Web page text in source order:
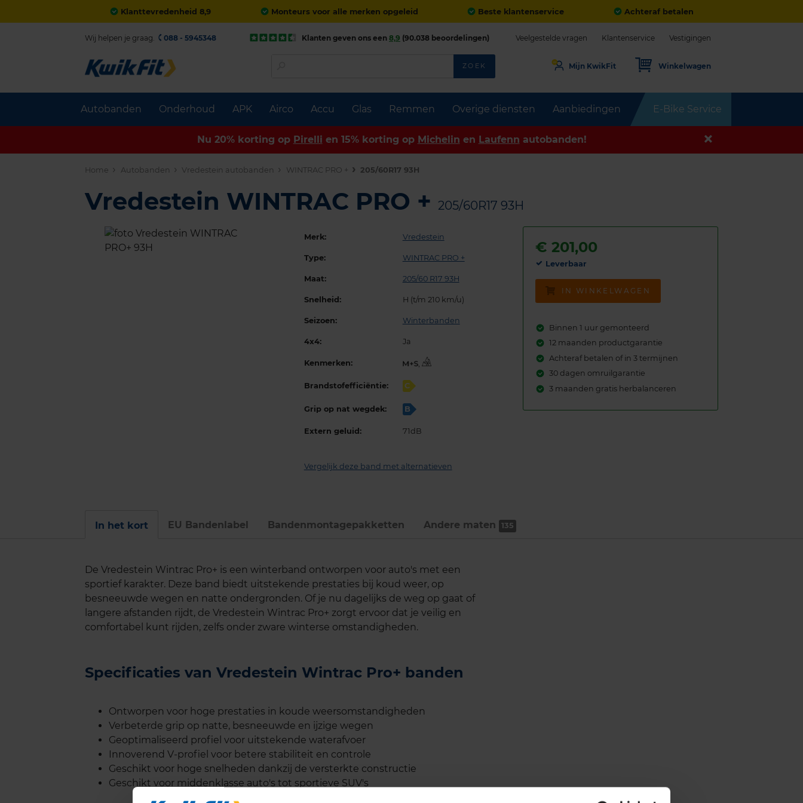
Klanttevredenheid 8,9 Monteurs voor alle merken opgeleid Beste klantenservice Achteraf betalen
Autobanden Onderhoud APK Airco Accu Glas Remmen Overige diensten Aanbiedingen E-Bike Service
Wij helpen je graag. 088 - 5945348 Klanten geven ons een 8,9 (90.038 beoordelingen) Veelgestelde vragen Klantenservice Vestigingen
ZOEK Mijn KwikFit Winkelwagen
Nu 20% korting op Pirelli en 15% korting op Michelin en Laufenn autobanden!
Home Autobanden Vredestein autobanden WINTRAC PRO + 205/60R17 93H
Vredestein WINTRAC PRO + 205/60R17 93H
Merk: Vredestein
Type: WINTRAC PRO +
Maat: 205/60 R17 93H
Snelheid: H (t/m 210 km/u)
Seizoen: Winterbanden
4x4: Ja
Kenmerken: ,
Brandstofefficiëntie: C
Grip op nat wegdek: B
Extern geluid: 71dB
Vergelijk deze band met alternatieven
€201,00
Leverbaar
IN WINKELWAGEN
Binnen 1 uur gemonteerd
12 maanden productgarantie
Achteraf betalen of in 3 termijnen
30 dagen omruilgarantie
3 maanden gratis herbalanceren
In het kort EU Bandenlabel Bandenmontage­pakketten Andere maten 135
De Vredestein Wintrac Pro+ is een winterband ontworpen voor auto's met een
sportief karakter. Deze band biedt uitstekende prestaties bij koud weer, op
besneeuwde wegen en natte ondergronden. Of je nu dagelijks de weg op gaat of
langere afstanden rijdt, de Vredestein Wintrac Pro+ zorgt ervoor dat je veilig en
comfortabel kunt rijden, zelfs onder zware winterse omstandigheden.
Specificaties van Vredestein Wintrac Pro+ banden
Ontworpen voor hoge prestaties in koude weersomstandigheden
Verbeterde grip op natte, besneeuwde en ijzige wegen
Geoptimaliseerd profiel voor uitstekende waterafvoer
Innoverend V-profiel voor betere stabiliteit en controle
Geschikt voor hoge snelheden dankzij de versterkte constructie
Geschikt voor middenklasse auto's tot sportieve SUV's